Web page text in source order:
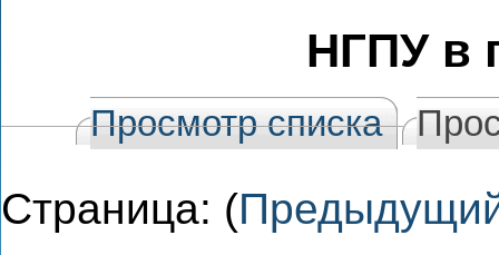
НГПУ в
Просмотр списка
Страница: (